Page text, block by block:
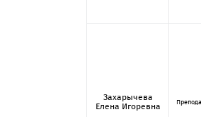
Захарычева
Елена Игоревна